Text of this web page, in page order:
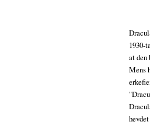
1930-
at den
Mens